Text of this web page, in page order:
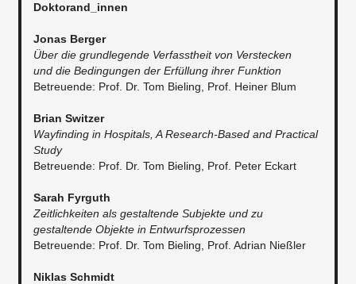
Doktorand_innen
Jonas Berger
Über die grundlegende Verfasstheit von Verstecken
und die Bedingungen der Erfüllung ihrer Funktion
Betreuende: Prof. Dr. Tom Bieling, Prof. Heiner Blum
Brian Switzer
Wayfinding in Hospitals, A Research-Based and Practical
Study
Betreuende: Prof. Dr. Tom Bieling, Prof. Peter Eckart
Sarah Fyrguth
Zeitlichkeiten als gestaltende Subjekte und zu
gestaltende Objekte in Entwurfsprozessen
Betreuende: Prof. Dr. Tom Bieling, Prof. Adrian Nießler
Niklas Schmidt